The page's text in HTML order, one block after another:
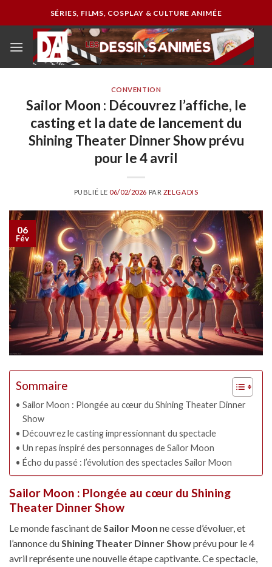
SÉRIES, FILMS, COSPLAY & CULTURE ANIMÉE
CONVENTION
Sailor Moon : Découvrez l’affiche, le
casting et la date de lancement du
Shining Theater Dinner Show prévu
pour le 4 avril
PUBLIÉ LE 06/02/2026 PAR ZELGADIS
06
Fév
Sommaire
Sailor Moon : Plongée au cœur du Shining Theater Dinner
Show
Découvrez le casting impressionnant du spectacle
Un repas inspiré des personnages de Sailor Moon
Écho du passé : l’évolution des spectacles Sailor Moon
Sailor Moon : Plongée au cœur du Shining
Theater Dinner Show
Le monde fascinant deSailor Moon ne cesse d’évoluer, et
l’annonce duShining Theater Dinner Showprévu pour le 4
avril représente une nouvelle étape captivante. Ce spectacle,